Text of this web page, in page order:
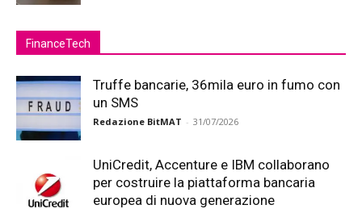
FinanceTech
Truffe bancarie, 36mila euro in fumo con
un SMS
Redazione BitMAT - 31/07/2026
UniCredit, Accenture e IBM collaborano
per costruire la piattaforma bancaria
europea di nuova generazione